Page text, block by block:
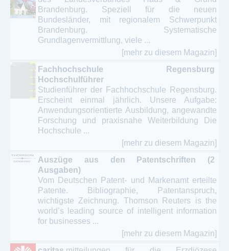
Brandenburg. Speziell für die neuen
Bundesländer, mit regionalem Schwerpunkt
Brandenburg. Systematische
Grundlagenvermittlung, viele ...
[mehr zu diesem Magazin]
Fachhochschule Regensburg
Hochschulführer
Studienführer der Fachhochschule Regensburg.
Erscheint einmal jährlich. Unsere Aufgabe:
Anwendungsorientierte Ausbildung, angewandte
Forschung und praxisnahe Weiterbildung Die
Hochschule ...
[mehr zu diesem Magazin]
Auszüge aus den Patentschriften (2
Ausgaben)
Vom Deutschen Patent- und Markenamt erteilte
Patente. Bibliographie, Patentanspruch,
wichtigste Zeichnung. Thomson Reuters is the
world’s leading source of intelligent information
for businesses ...
[mehr zu diesem Magazin]